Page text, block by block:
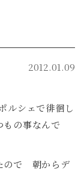
2012.01.09
シェで徘徊し
もの事なんで
ので 朝からデ